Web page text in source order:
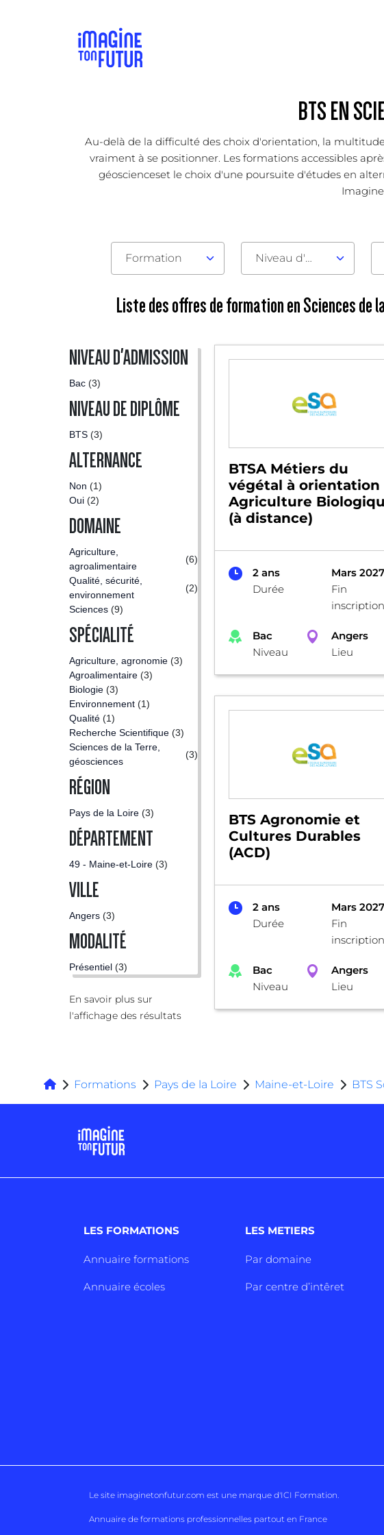
BTS EN
Au-delà de la difficulté des choix d'orientation, la
vraiment à se positionner. Les formations accessibles
géoscienceset le choix d'une poursuite d'études en
Formation Niveau d'admission
Liste des offres de formation en Sciences de
NIVEAU D'ADMISSION
Bac (3)
NIVEAU DE DIPLÔME
BTS (3)
ALTERNANCE
Non (1)
Oui (2)
DOMAINE
Agriculture,
agroalimentaire
(6)
Qualité, sécurité,
environnement
(2)
Sciences (9)
SPÉCIALITÉ
Agriculture, agronomie (3)
Agroalimentaire (3)
Biologie (3)
Environnement (1)
Qualité (1)
Recherche Scientifique (3)
Sciences de la Terre,
géosciences
(3)
RÉGION
Pays de la Loire (3)
DÉPARTEMENT
49 - Maine-et-Loire (3)
VILLE
Angers (3)
MODALITÉ
Présentiel (3)
En savoir plus sur
l'affichage des résultats
BTSA Métiers du
végétal à orientation
Agriculture
(à distance)
2 ans
Durée
Mars 2027
Fin
Bac
Niveau
Angers
Lieu
BTS Agronomie et
Cultures Durables
(ACD)
2 ans
Durée
Mars 2027
Fin
Bac
Niveau
Angers
Lieu
Formations Pays de la Loire Maine-et-Loire BTS
LES FORMATIONS
Annuaire formations
Annuaire écoles
LES METIERS
Par domaine
Par centre d’intêret
Le site imaginetonfutur.com est une marque d'ICI Formation
Annuaire de formations professionnelles partout en France